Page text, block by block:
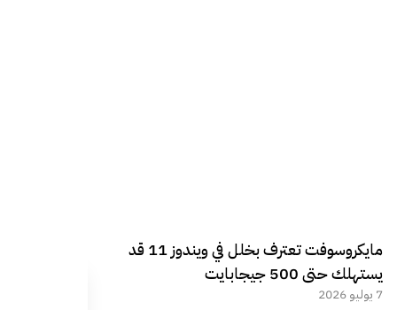
مايكروسوفت تعترف بخلل في ويندوز 11 قد
يستهلك حتى 500 جيجابايت
7 يوليو 2026